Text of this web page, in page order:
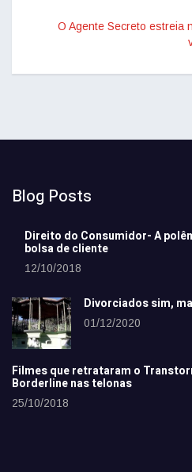
O Agente Secreto estreia
Blog Posts
Direito do Consumidor- A
bolsa de cliente
12/10/2018
Divorciados sim,
01/12/2020
Filmes que retrataram o
Borderline nas telonas
25/10/2018